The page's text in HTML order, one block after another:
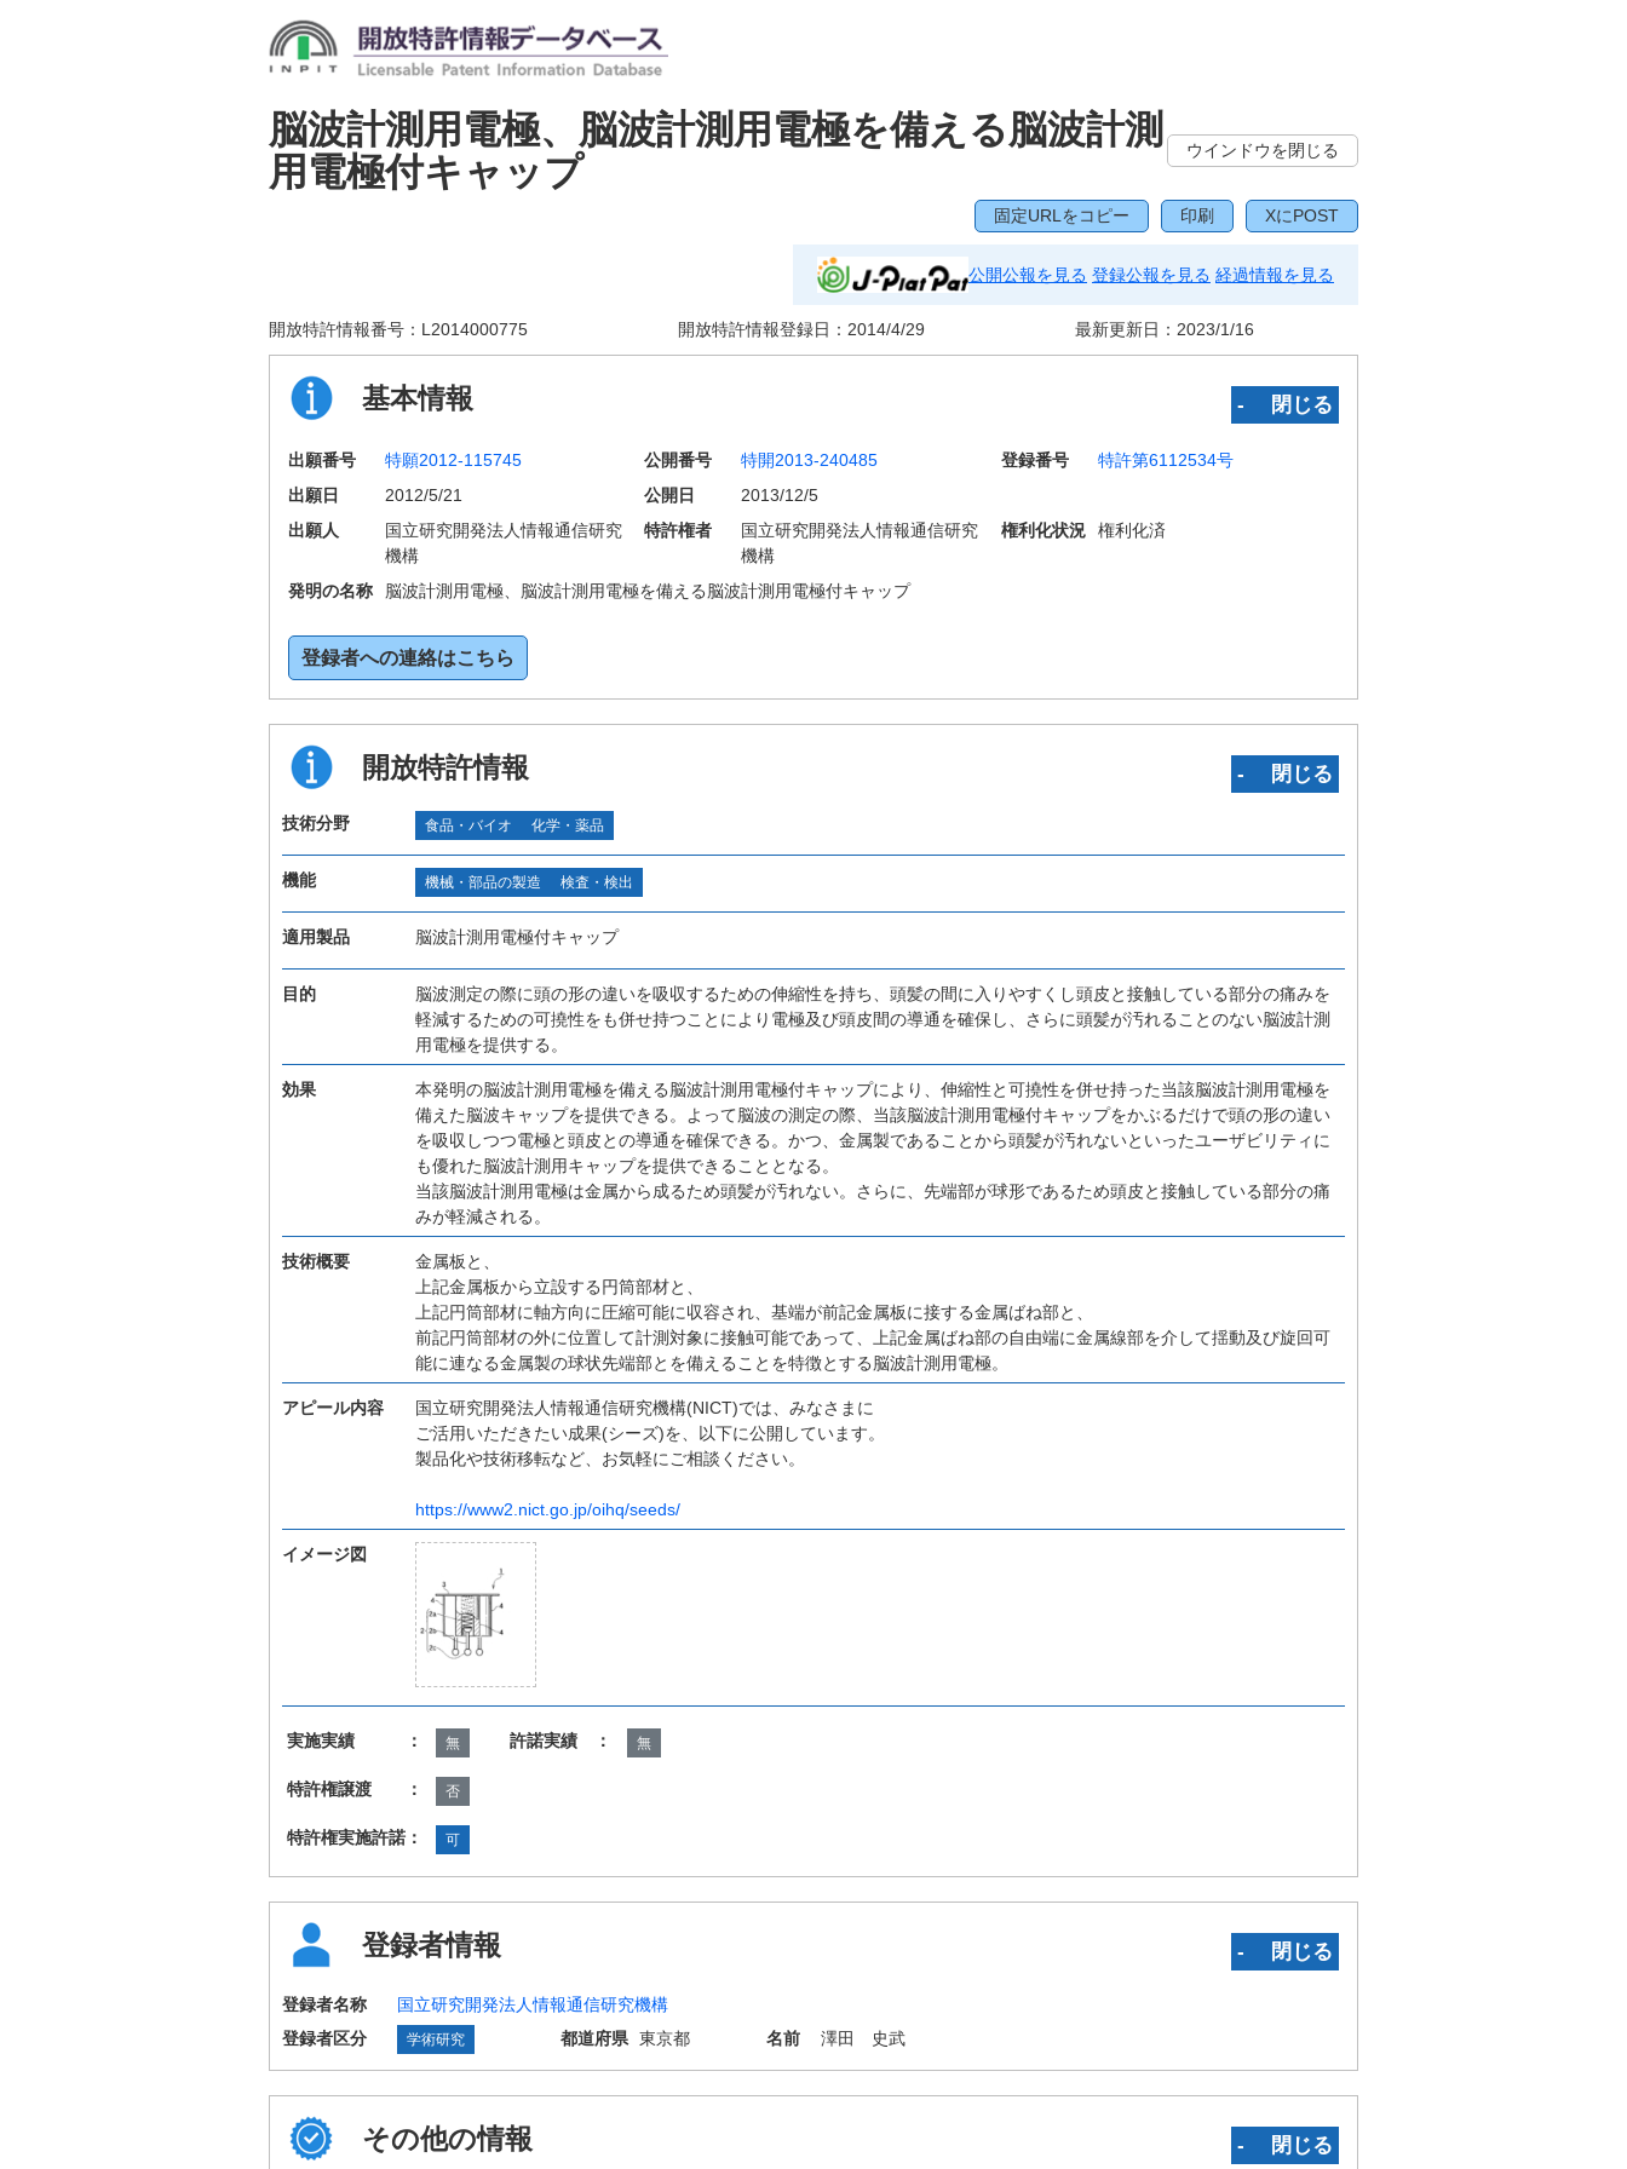
脳波計測用電極、脳波計測用電極を備える脳波計測
用電極付キャップ
ウインドウを閉じる
固定URLをコピー 印刷 XにPOST
公開公報を見る 登録公報を見る 経過情報を見る
開放特許情報番号： L2014000775 開放特許情報登録日： 2014/4/29 最新更新日： 2023/1/16
基本情報 ‐ 閉じる
出願番号 特願2012-115745 公開番号 特開2013-240485 登録番号
特許第6112534号
出願日
2012/5/21 公開日
2013/12/5
出願人
国立研究開発法人情報通信研究
機構
特許権者
国立研究開発法人情報通信研究
機構
権利化状況 権利化済
発明の名称 脳波計測用電極、脳波計測用電極を備える脳波計測用電極付キャップ
登録者への連絡はこちら
開放特許情報 ‐ 閉じる
技術分野 食品・バイオ 化学・薬品
機能 機械・部品の製造 検査・検出
適用製品 脳波計測用電極付キャップ
目的
脳波測定の際に頭の形の違いを吸収するための伸縮性を持ち、頭髪の間に入りやすくし頭皮と接触している部分の痛みを
軽減するための可撓性をも併せ持つことにより電極及び頭皮間の導通を確保し、さらに頭髪が汚れることのない脳波計測
用電極を提供する。
効果
本発明の脳波計測用電極を備える脳波計測用電極付キャップにより、伸縮性と可撓性を併せ持った当該脳波計測用電極を
備えた脳波キャップを提供できる。よって脳波の測定の際、当該脳波計測用電極付キャップをかぶるだけで頭の形の違い
を吸収しつつ電極と頭皮との導通を確保できる。かつ、金属製であることから頭髪が汚れないといったユーザビリティに
も優れた脳波計測用キャップを提供できることとなる。
当該脳波計測用電極は金属から成るため頭髪が汚れない。さらに、先端部が球形であるため頭皮と接触している部分の痛
みが軽減される。
技術概要
金属板と、
上記金属板から立設する円筒部材と、
上記円筒部材に軸方向に圧縮可能に収容され、基端が前記金属板に接する金属ばね部と、
前記円筒部材の外に位置して計測対象に接触可能であって、上記金属ばね部の自由端に金属線部を介して揺動及び旋回可
能に連なる金属製の球状先端部とを備えることを特徴とする脳波計測用電極。
アピール内容
国立研究開発法人情報通信研究機構(NICT)では、みなさまに
ご活用いただきたい成果(シーズ)を、以下に公開しています。
製品化や技術移転など、お気軽にご相談ください。
https://www2.nict.go.jp/oihq/seeds/
イメージ図
実施実績 ： 無 許諾実績 ： 無
特許権譲渡 ： 否
特許権実施許諾： 可
登録者情報 ‐ 閉じる
登録者名称
国立研究開発法人情報通信研究機構
登録者区分
学術研究 都道府県 東京都 名前 澤田 史武
その他の情報 ‐ 閉じる